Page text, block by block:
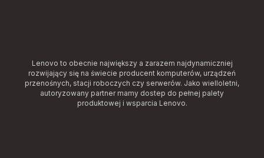
Lenovo to obecnie największy a zarazem najdynamiczniej
rozwijający się na świecie producent komputerów, urządzeń
przenośnych, stacji roboczych czy serwerów. Jako wielloletni,
autoryzowany partner mamy dostep do pełnej palety
produktowej i wsparcia Lenovo.